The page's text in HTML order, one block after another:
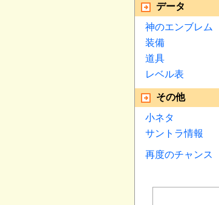
データ
神のエンブレム
装備
道具
レベル表
その他
小ネタ
サントラ情報
再度のチャンス